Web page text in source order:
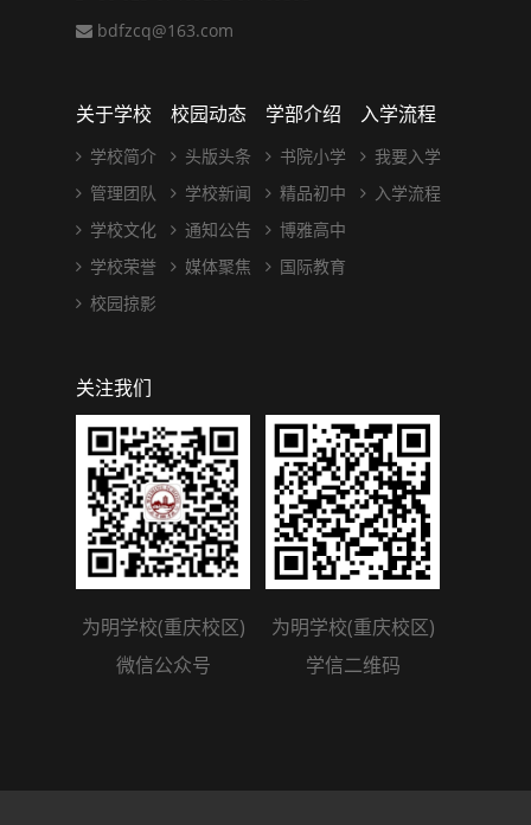
bdfzcq@163.com
关于学校
学校简介
管理团队
学校文化
学校荣誉
校园掠影
校园动态
头版头条
学校新闻
通知公告
媒体聚焦
学部介绍
书院小学
精品初中
博雅高中
国际教育
入学流程
我要入学
入学流程
关注我们
为明学校(重庆校区)
微信公众号
为明学校(重庆校区)
学信二维码